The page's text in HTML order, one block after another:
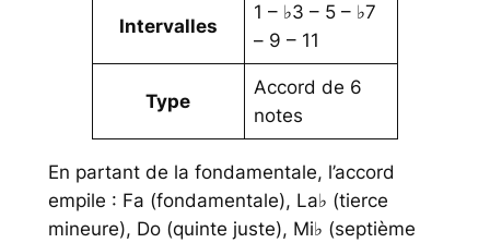
Intervalles
1 – ♭3 – 5 – ♭7
– 9 – 11
Type
Accord de 6
notes
En partant de la fondamentale, l’accord
empile : Fa (fondamentale), La♭ (tierce
mineure), Do (quinte juste), Mi♭ (septième